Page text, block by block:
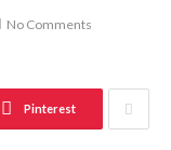
No Comments
Pinterest